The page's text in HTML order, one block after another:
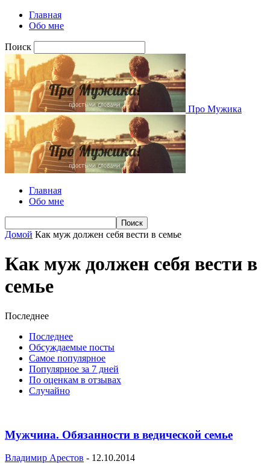
Главная
Обо мне
Поиск
Про Мужика
Главная
Обо мне
Домой Как муж должен себя вести в семье
Как муж должен себя вести в
семье
Последнее
Последнее
Обсуждаемые посты
Самое популярное
Популярное за 7 дней
По оценкам в отзывах
Случайно
Мужчина. Обязанности в ведической семье
Владимир Арестов - 12.10.2014